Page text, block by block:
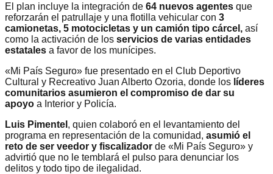
El plan incluye la integración de 64 nuevos agentes que
reforzarán el patrullaje y una flotilla vehicular con 3
camionetas, 5 motocicletas y un camión tipo cárcel, así
como la activación de los servicios de varias entidades
estatales a favor de los munícipes.
«Mi País Seguro» fue presentado en el Club Deportivo
Cultural y Recreativo Juan Alberto Ozoria, donde los líderes
comunitarios asumieron el compromiso de dar su
apoyo a Interior y Policía.
Luis Pimentel , quien colaboró en el levantamiento del
programa en representación de la comunidad, asumió el
reto de ser veedor y fiscalizador de «Mi País Seguro» y
advirtió que no le temblará el pulso para denunciar los
delitos y todo tipo de ilegalidad.